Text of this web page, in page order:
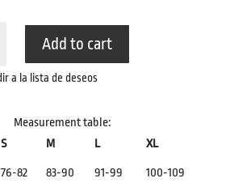
Add to cart
Measurement table:
S M L XL
76-82 83-90 91-99 100-109